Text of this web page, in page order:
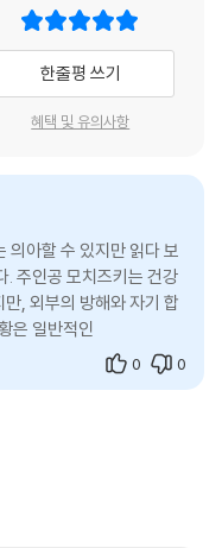
한줄평 쓰기
혜택 및 유의사항
의아할 수 있지만 읽다 보
. 주인공 모치즈키는 건강
, 외부의 방해와 자기 합
일반적인 먹방 만화와
0 0